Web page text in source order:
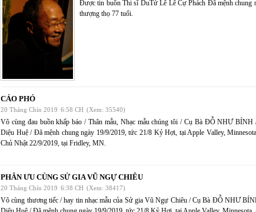
Được tin buồn Thi sĩ DuTử Lê Lê Cự Phách Đã mệnh chung
thượng thọ 77 tuổi.
CÁO PHÓ
20 Tháng Chín 2019 6:58 CH (Xem: 35540)
Vô cùng đau buồn khấp báo / Thân mẫu, Nhạc mẫu chúng tôi / Cụ Bà ĐỖ NHƯ
Diệu Huệ / Đã mệnh chung ngày 19/9/2019, tức 21/8 Kỷ Hợi, tại Apple Valley,
Chủ Nhật 22/9/2019, tại Fridley, MN.
PHÂN ƯU CÙNG SỬ GIA VŨ NGỰ CHIÊU
20 Tháng Chín 2019 6:38 CH (Xem: 38417)
Vô cùng thương tiếc / hay tin nhạc mẫu của Sử gia Vũ Ngự Chiêu / Cụ Bà ĐỖ NHƯ